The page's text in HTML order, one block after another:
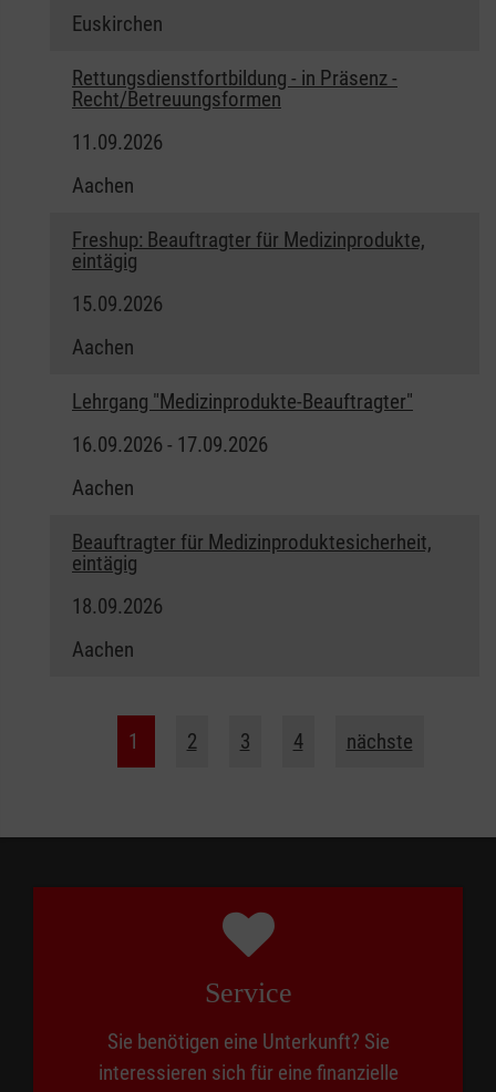
Euskirchen
Rettungsdienstfortbildung - in Präsenz -
Recht/Betreuungsformen
11.09.2026
Aachen
Freshup: Beauftragter für Medizinprodukte,
eintägig
15.09.2026
Aachen
Lehrgang "Medizinprodukte-Beauftragter"
16.09.2026 - 17.09.2026
Aachen
Beauftragter für Medizinproduktesicherheit,
eintägig
18.09.2026
Aachen
1 2 3 4 nächste
Service
Sie benötigen eine Unterkunft? Sie
interessieren sich für eine finanzielle